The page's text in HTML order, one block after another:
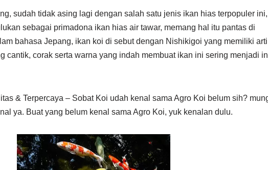
sudah tidak asing lagi dengan salah satu jenis ikan hias terpopuler
sebagai primadona ikan hias air tawar, memang hal itu pantas di
bahasa Jepang, ikan koi di sebut dengan Nishikigoi yang memiliki arti
cantik, corak serta warna yang indah membuat ikan ini sering menjadi
& Terpercaya – Sobat Koi udah kenal sama Agro Koi belum sih?
ya. Buat yang belum kenal sama Agro Koi, yuk kenalan dulu.